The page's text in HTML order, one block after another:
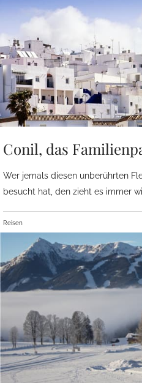
Conil, das
Wer jemals diesen unberührten
besucht hat, den zieht es immer
Reisen